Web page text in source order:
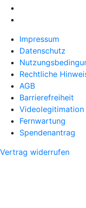
Impressum
Datenschutz
Rechtliche
AGB
Barrierefreiheit
Videolegitimation
Fernwartung
Spendenantrag
Vertrag widerrufen